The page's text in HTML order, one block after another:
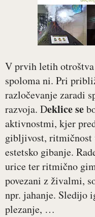
V prvih letih
spoloma ni. Pri
razločevanje zaradi
razvoja. Deklice se
aktivnostmi, kjer
gibljivost, ritmičnost
estetsko gibanje.
urice ter ritmično
povezani z živalmi,
npr. jahanje. Sledijo
plezanje, …